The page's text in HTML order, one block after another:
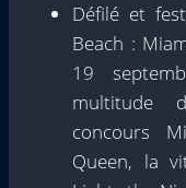
Défilé et
Beach :
19
multitude
concours
Queen, la